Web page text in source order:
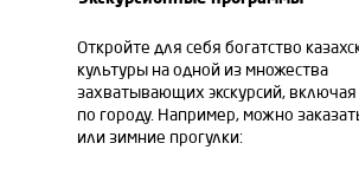
Откройте для себя богатство
культуры на одной из множества
захватывающих экскурсий, включая
по городу. Например, можно
или зимние прогулки: